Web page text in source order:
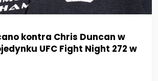
kontra Chris Duncan w
UFC Fight Night 272 w